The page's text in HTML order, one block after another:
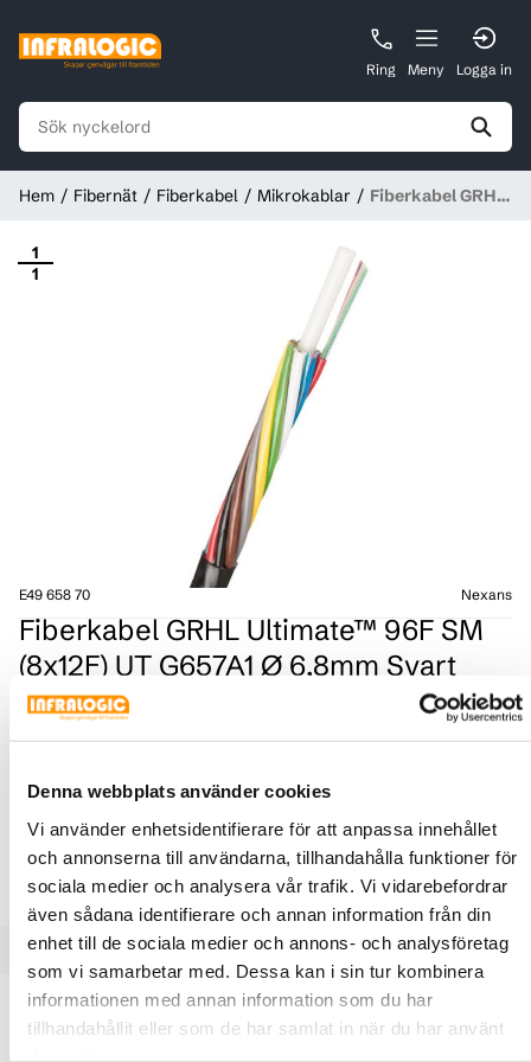
Denna webbplats använder cookies
Vi använder enhetsidentifierare för att anpassa innehållet
och annonserna till användarna, tillhandahålla funktioner för
sociala medier och analysera vår trafik. Vi vidarebefordrar
även sådana identifierare och annan information från din
enhet till de sociala medier och annons- och analysföretag
som vi samarbetar med. Dessa kan i sin tur kombinera
informationen med annan information som du har
tillhandahållit eller som de har samlat in när du har använt
Ring Meny Logga in
Hem Fibernät Fiberkabel Mikrokablar
Fiberkabel GRHL
1
1
E49 658 70 Nexans
Fiberkabel GRHL Ultimate™ 96F SM
(8x12F) UT G657A1 Ø 6,8mm Svart
GRHL Ultimateᵀᴹ är en mikrokabel optimerad för långa
installationslängder med blåsteknik i mikrodukter.
Förutom att kabeln är konstruerad för vårt nordiska
S12 och TIA/EIA, för en förenklad och snabb installation.
Kabeln har en bestående mantelmärkning gjord med
laser.
Produktbeskrivning Specifikationer Dokument